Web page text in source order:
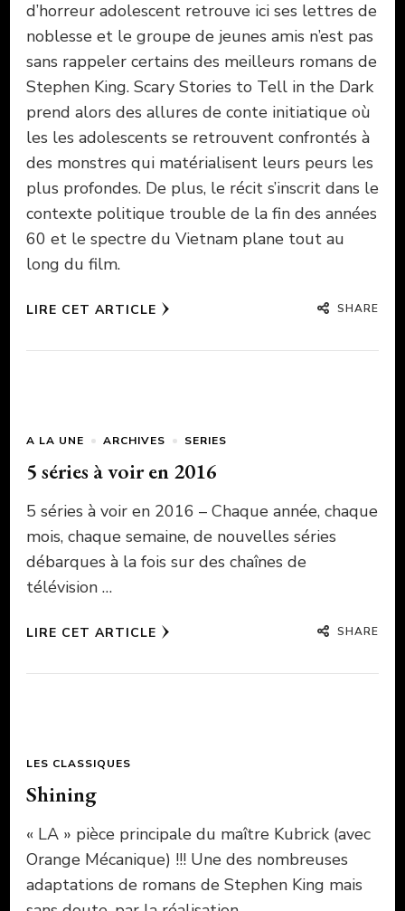
d’horreur adolescent retrouve ici ses lettres de
noblesse et le groupe de jeunes amis n’est pas
sans rappeler certains des meilleurs romans de
Stephen King. Scary Stories to Tell in the Dark
prend alors des allures de conte initiatique où
les les adolescents se retrouvent confrontés à
des monstres qui matérialisent leurs peurs les
plus profondes. De plus, le récit s’inscrit dans le
contexte politique trouble de la fin des années
60 et le spectre du Vietnam plane tout au
long du film.
LIRE CET ARTICLE SHARE
A LA UNE ARCHIVES SERIES
5 séries à voir en 2016
5 séries à voir en 2016 – Chaque année, chaque
mois, chaque semaine, de nouvelles séries
débarques à la fois sur des chaînes de
télévision …
LIRE CET ARTICLE SHARE
LES CLASSIQUES
Shining
« LA » pièce principale du maître Kubrick (avec
Orange Mécanique) !!! Une des nombreuses
adaptations de romans de Stephen King mais